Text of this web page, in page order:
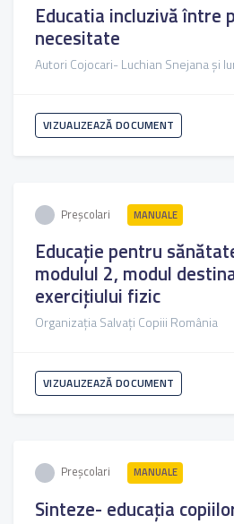
Educatia incluzivă între
necesitate
Autori Cojocari- Luchian Snejana și
VIZUALIZEAZĂ DOCUMENT
Preșcolari MANUALE
Educație pentru
modulul 2, modul
exercițiului fizic
Organizația Salvați Copiii România
VIZUALIZEAZĂ DOCUMENT
Preșcolari MANUALE
Sinteze- educația